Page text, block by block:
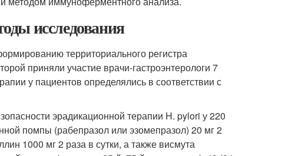
исследования
территориального регистра
приняли участие врачи-гастроэнтерологи 7
у пациентов определялись в соответствии с
эрадикационной терапии H. pylori у 220
помпы (рабепразол или эзомепразол) 20 мг 2
1000 мг 2 раза в сутки, а также висмута